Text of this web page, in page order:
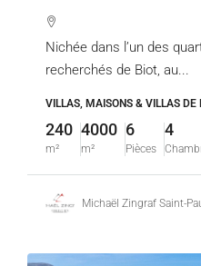
Nichée dans l’un des
recherchés de Biot, au...
VILLAS, MAISONS & VILLAS DE
240
m²
4000
m²
6
Pièces
4
Michaël Zingraf Saint-